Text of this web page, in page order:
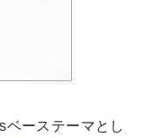
ーステーマとし